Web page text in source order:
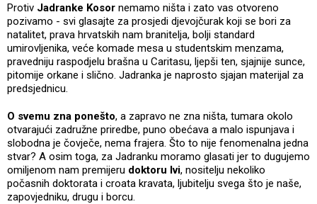
Protiv Jadranke Kosor nemamo ništa i zato vas otvoreno
pozivamo - svi glasajte za prosjedi djevojčurak koji se bori za
natalitet, prava hrvatskih nam branitelja, bolji standard
umirovljenika, veće komade mesa u studentskim menzama,
pravedniju raspodjelu brašna u Caritasu, ljepši ten, sjajnije sunce,
pitomije orkane i slično. Jadranka je naprosto sjajan materijal za
predsjednicu.
O svemu zna ponešto, a zapravo ne zna ništa, tumara okolo
otvarajući zadružne priredbe, puno obećava a malo ispunjava i
slobodna je čovječe, nema frajera. Što to nije fenomenalna jedna
stvar? A osim toga, za Jadranku moramo glasati jer to dugujemo
omiljenom nam premijeru doktoru Ivi, nositelju nekoliko
počasnih doktorata i croata kravata, ljubitelju svega što je naše,
zapovjedniku, drugu i borcu.